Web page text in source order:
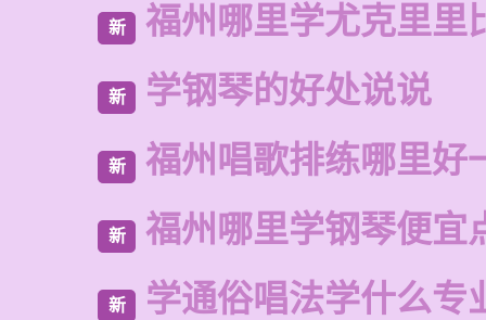
新 福州哪里学尤克里里
新 学钢琴的好处说说
新 福州唱歌排练哪里好
新 福州哪里学钢琴便宜
新 学通俗唱法学什么专